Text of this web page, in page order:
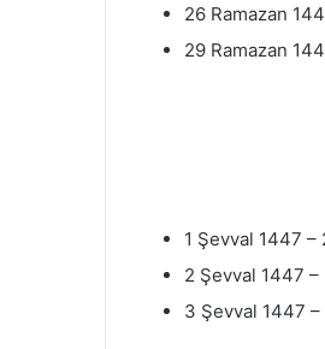
26 Ramazan
29 Ramazan
1 Şevval 1447 –
2 Şevval 1447 –
3 Şevval 1447 –